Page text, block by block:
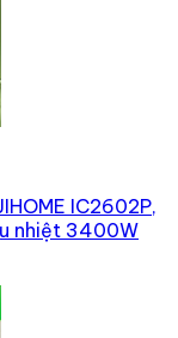
IC2602P,
nhiệt 3400W